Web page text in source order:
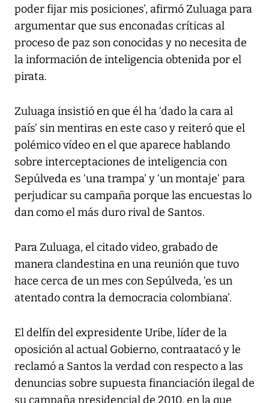
poder fijar mis posiciones’, afirmó Zuluaga para
argumentar que sus enconadas críticas al
proceso de paz son conocidas y no necesita de
la información de inteligencia obtenida por el
pirata.
Zuluaga insistió en que él ha ‘dado la cara al
país’ sin mentiras en este caso y reiteró que el
polémico vídeo en el que aparece hablando
sobre interceptaciones de inteligencia con
Sepúlveda es ‘una trampa’ y ‘un montaje’ para
perjudicar su campaña porque las encuestas lo
dan como el más duro rival de Santos.
Para Zuluaga, el citado video, grabado de
manera clandestina en una reunión que tuvo
hace cerca de un mes con Sepúlveda, ‘es un
atentado contra la democracia colombiana’.
El delfín del expresidente Uribe, líder de la
oposición al actual Gobierno, contraatacó y le
reclamó a Santos la verdad con respecto a las
denuncias sobre supuesta financiación ilegal de
su campaña presidencial de 2010, en la que